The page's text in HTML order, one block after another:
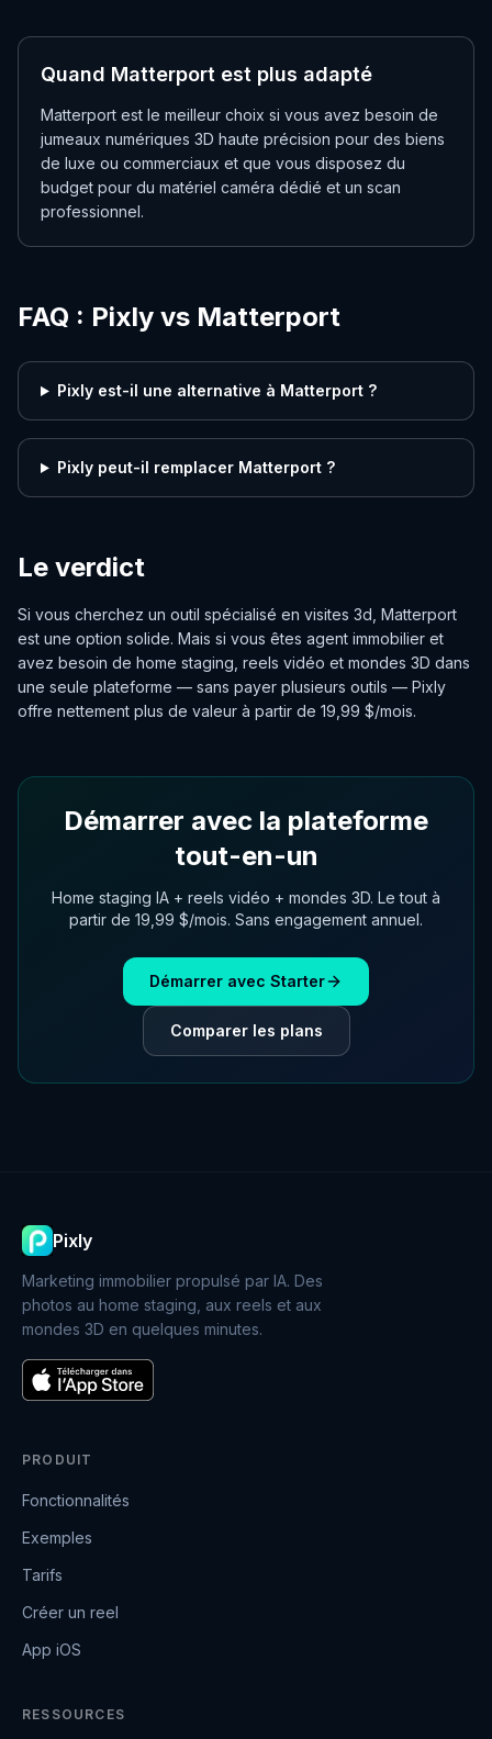
Quand Matterport est plus adapté
Matterport est le meilleur choix si vous avez besoin de
jumeaux numériques 3D haute précision pour des biens
de luxe ou commerciaux et que vous disposez du
budget pour du matériel caméra dédié et un scan
professionnel.
FAQ : Pixly vs Matterport
Pixly est-il une alternative à Matterport ?
Pixly peut-il remplacer Matterport ?
Le verdict
Si vous cherchez un outil spécialisé en visites 3d, Matterport
est une option solide. Mais si vous êtes agent immobilier et
avez besoin de home staging, reels vidéo et mondes 3D dans
une seule plateforme — sans payer plusieurs outils — Pixly
offre nettement plus de valeur à partir de 19,99 $/mois.
Démarrer avec la plateforme
tout-en-un
Home staging IA + reels vidéo + mondes 3D. Le tout à
partir de 19,99 $/mois. Sans engagement annuel.
Démarrer avec Starter
Comparer les plans
Pixly
Marketing immobilier propulsé par IA. Des
photos au home staging, aux reels et aux
mondes 3D en quelques minutes.
PRODUIT
Fonctionnalités
Exemples
Tarifs
Créer un reel
App iOS
RESSOURCES